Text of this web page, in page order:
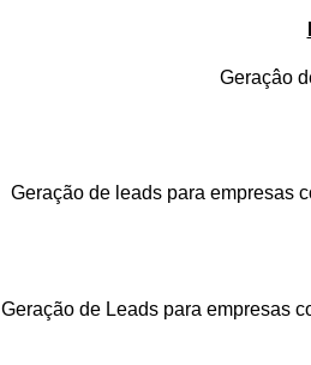
Geraçâo
Geração de leads para empresas
Geração de Leads para empresas